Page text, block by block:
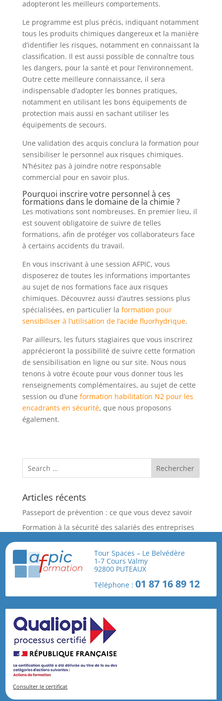
adopteront les meilleurs comportements.
Le programme est plus précis, indiquant notamment
tous les produits chimiques dangereux et la manière
d’identifier les risques, notamment en connaissant la
classification. Il est aussi possible de connaître tous
les dangers, pour la santé et pour l’environnement.
Outre cette meilleure connaissance, il sera
indispensable d’adopter les bonnes pratiques,
notamment en utilisant les bons équipements de
protection mais aussi en sachant utiliser les
équipements de secours.
Une validation des acquis conclura la formation pour
sensibiliser le personnel aux risques chimiques.
N’hésitez pas à joindre notre responsable
commercial pour en savoir plus.
Pourquoi inscrire votre personnel à ces
formations dans le domaine de la chimie ?
Les motivations sont nombreuses. En premier lieu, il
est souvent obligatoire de suivre de telles
formations, afin de protéger vos collaborateurs face
à certains accidents du travail.
En vous inscrivant à une session AFPIC, vous
disposerez de toutes les informations importantes
au sujet de nos formations face aux risques
chimiques. Découvrez aussi d’autres sessions plus
spécialisées, en particulier la formation pour
sensibiliser à l’utilisation de l’acide fluorhydrique.
Par ailleurs, les futurs stagiaires que vous inscrirez
apprécieront la possibilité de suivre cette formation
de sensibilisation en ligne ou sur site. Nous nous
tenons à votre écoute pour vous donner tous les
renseignements complémentaires, au sujet de cette
session ou d’une formation habilitation N2 pour les
encadrants en sécurité, que nous proposons
également.
Articles récents
Passeport de prévention : ce que vous devez savoir
Formation à la sécurité des salariés des entreprises
Nouvelle Formation Spécifique : Prévention du risque
biologique dans les abattoirs de volailles
L’Obligation de Prévention du Risque Biologique des
Employeurs : Un Engagement Légal et Moral
avec l’AFPIC
Commentaires récents
Tour Spaces – Le Belvédère
1-7 Cours Valmy
92800 PUTEAUX
Téléphone :01 87 16 89 12
Consulter le certificat